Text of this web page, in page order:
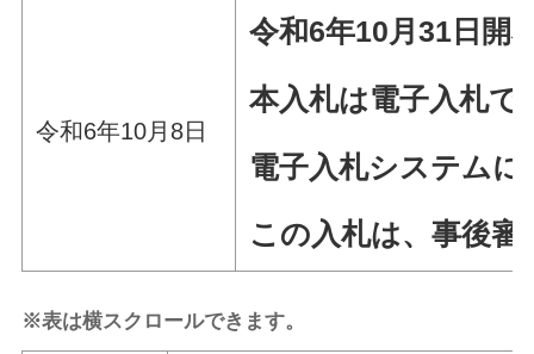
令和6年10月8日
令和6年10月31日 開
本入札は電子入札で
電子入札システム
この入札は、事後
※表は横スクロールできます。